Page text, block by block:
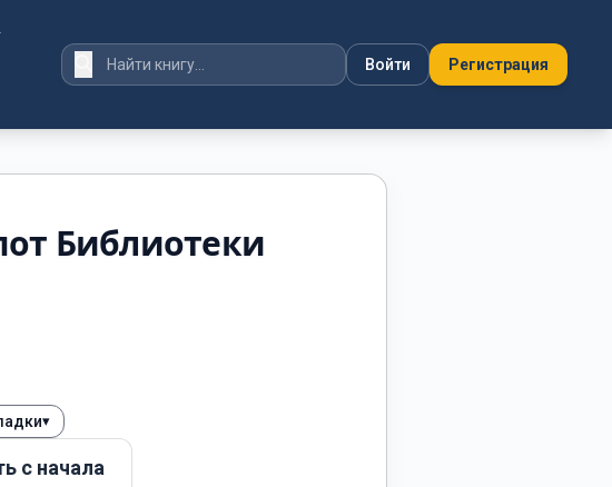
Войти Регистрация
Библиотеки
▾
с начала